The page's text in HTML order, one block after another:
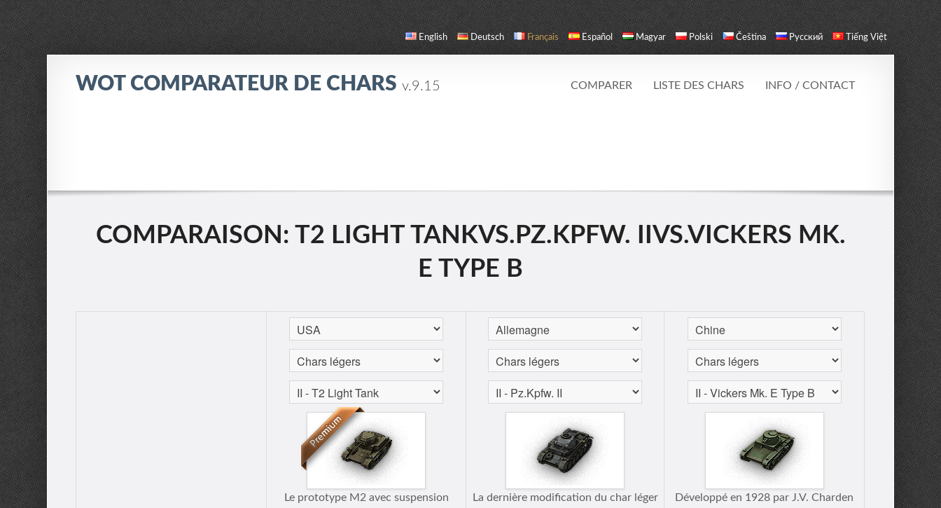
English Deutsch Français Español Magyar Polski Čeština Русский Tiếng Việt
WOT COMPARATEUR DE CHARSv.9.15 COMPARER LISTE DES CHARS INFO / CONTACT
COMPARAISON: T2 LIGHT TANKVS.PZ.KPFW. IIVS.VICKERS MK.
E TYPE B
Le prototype M2 avec suspension
La dernière modification du char léger
Développé en 1928 par J.V. Charden